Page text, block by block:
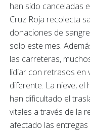
han sido canceladas
Cruz Roja recolecta
donaciones de
solo este mes.
las carreteras,
lidiar con retrasos en
diferente. La nieve,
han dificultado el
vitales a través de la
afectado las